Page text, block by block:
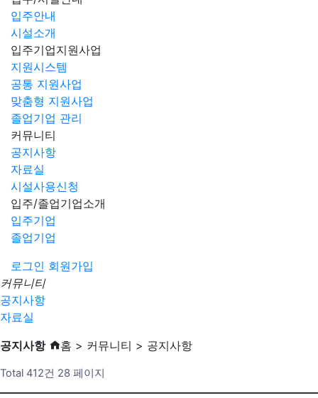
입주안내
시설소개
입주기업지원사업
지원시스템
공통 지원사업
맞춤형 지원사업
졸업기업 관리
커뮤니티
공지사항
자료실
시설사용신청
입주/졸업기업소개
입주기업
졸업기업
로그인 회원가입
커뮤니티
공지사항
자료실
공지사항
홈 > 커뮤니티 > 공지사항
Total 412건 28 페이지